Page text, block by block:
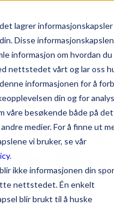
lagrer informasjonskapsler
Disse
informasjon om hvordan du
nettstedet vårt og lar oss
informasjonen for å
din og for
våre besøkende både på
medier. For å finne ut
vi bruker, se vår
.
ikke informasjonen din
nettstedet. Én enkelt
blir brukt til å huske